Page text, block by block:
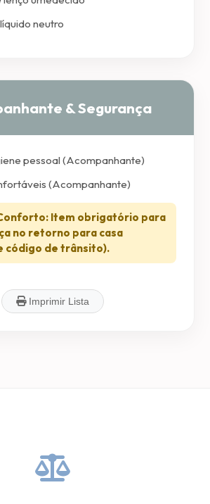
neutro
& Segurança
pessoal (Acompanhante)
(Acompanhante)
Item obrigatório para
no retorno para casa
código de trânsito).
Imprimir Lista